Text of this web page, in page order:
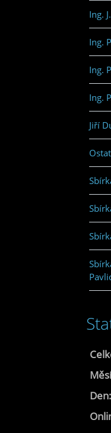
Ing.
Ing.
Ing.
Ing.
Jiří
Den: